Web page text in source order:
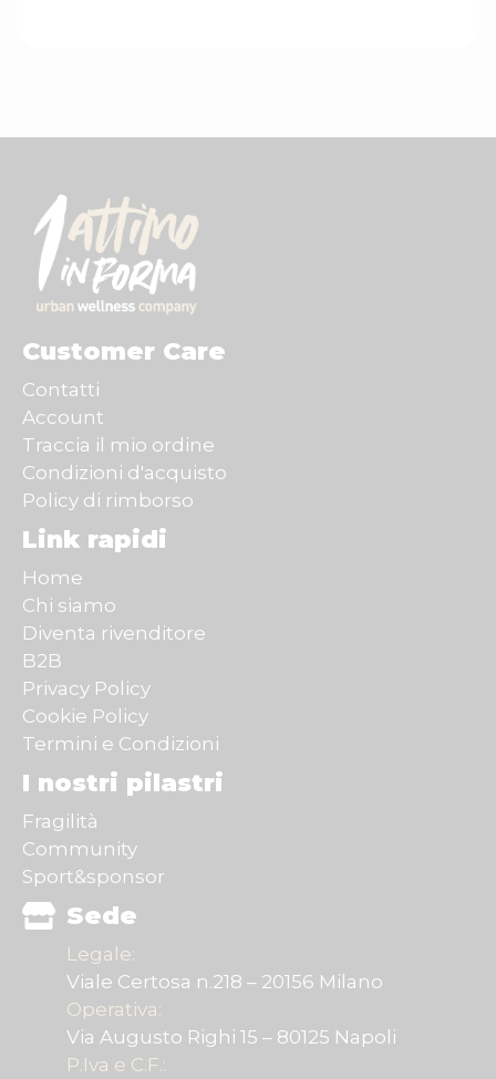
Customer Care
Contatti
Account
Traccia il mio ordine
Condizioni d'acquisto
Policy di rimborso
Link rapidi
Home
Chi siamo
Diventa rivenditore
B2B
Privacy Policy
Cookie Policy
Termini e Condizioni
I nostri pilastri
Fragilità
Community
Sport&sponsor
Sede
Legale:
Viale Certosa n.218 – 20156 Milano
Operativa:
Via Augusto Righi 15 – 80125 Napoli
P.Iva e C.F.: